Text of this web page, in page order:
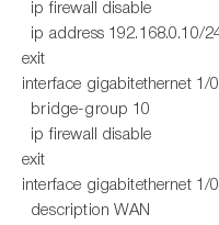
ip firewall disable
ip address 192.168.0.10/
exit
interface gigabitethernet 1/
bridge-group 10
ip firewall disable
exit
interface gigabitethernet 1/
description WAN